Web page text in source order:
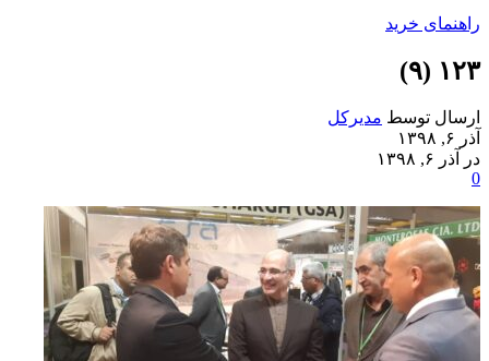
راهنمای خرید
۱۲۳ (۹)
ارسال توسط مدیرکل
آذر ۶, ۱۳۹۸
در آذر ۶, ۱۳۹۸
0